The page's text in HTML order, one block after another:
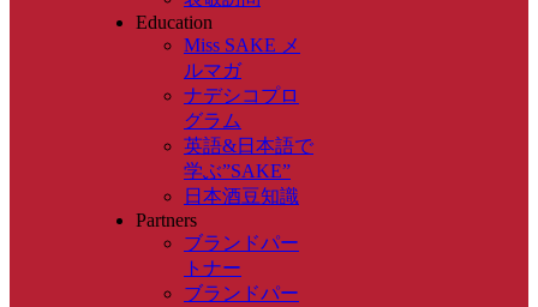
Education
Miss SAKE メ
ルマガ
ナデシコプロ
グラム
英語&日本語で
学ぶ”SAKE”
日本酒豆知識
Partners
ブランドパー
トナー
ブランドパー